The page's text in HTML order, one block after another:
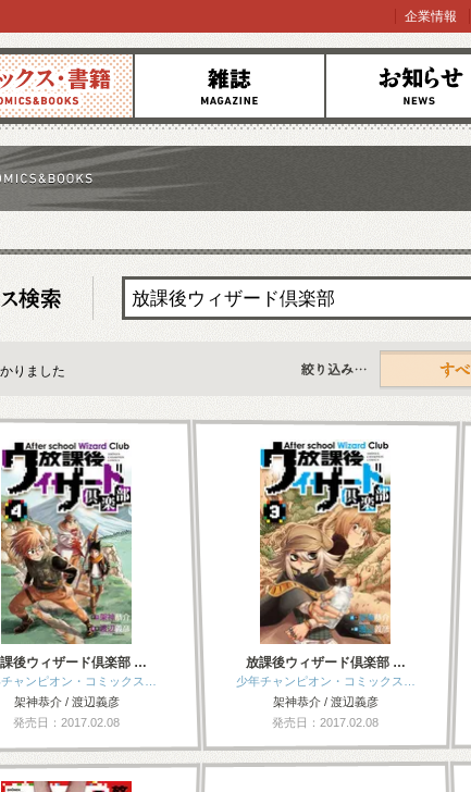
雑誌 お知らせ
企業情報
りました
すべて
後ウィザード倶楽部 …
ャンピオン・コミックス…
架神恭介 / 渡辺義彦
発売日：2017.02.08
放課後ウィザード倶楽部 …
少年チャンピオン・コミックス…
架神恭介 / 渡辺義彦
発売日：2017.02.08